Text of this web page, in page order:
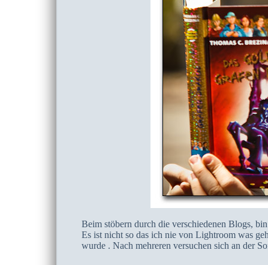
Beim stöbern durch die verschiedenen Blogs,
Es ist nicht so das ich nie von Lightroom was
wurde . Nach mehreren versuchen sich an der